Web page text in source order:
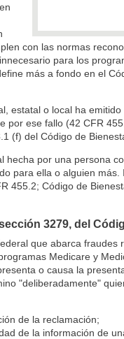
con las normas
para los
más a fondo en el
estatal o local ha emitido
por ese fallo (42 CFR
(f) del Código de
hecha por una persona
para ella o alguien
455.2; Código de
3279, del
que abarca fraudes
Medicare y
o causa la
"deliberadamente"
de la reclamación;
de la información de